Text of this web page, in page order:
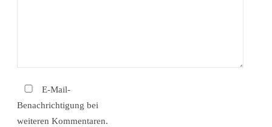
E-Mail-
Benachrichtigung bei
weiteren Kommentaren.